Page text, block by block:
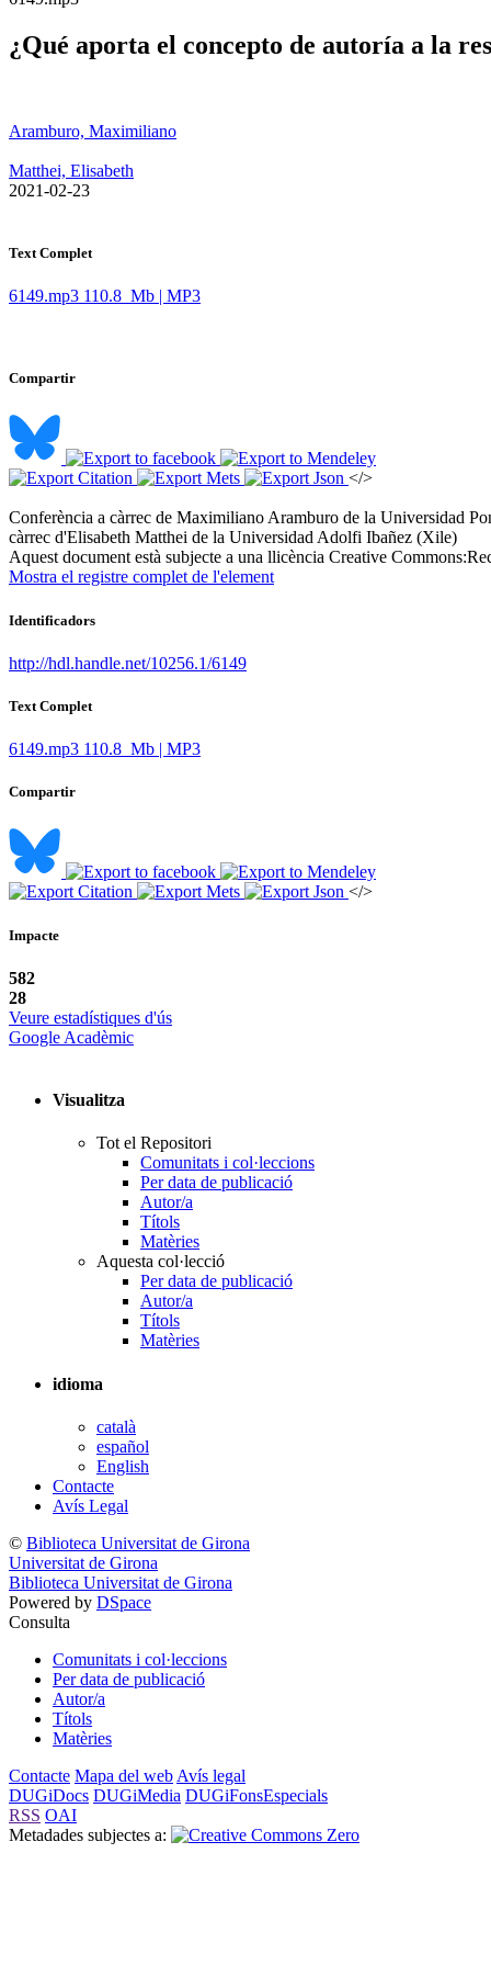
¿Qué aporta el concepto de autoría a la
Aramburo, Maximiliano
Matthei, Elisabeth
​ 2021-02-23
Text Complet
6149.mp3 110.8 Mb | MP3
Compartir
</>
Conferència a càrrec de Maximiliano Aramburo de la Universidad
càrrec d'Elisabeth Matthei de la Universidad Adolfi Ibañez (Xile) ​
Aquest document està subjecte a una llicència Creative Commons:
Mostra el registre complet de l'element
Identificadors
http://hdl.handle.net/10256.1/6149
Text Complet
6149.mp3 110.8 Mb | MP3
Compartir
</>
Impacte
582
28
Veure estadístiques d'ús
Google Acadèmic
Visualitza
Tot el Repositori
Comunitats i col·leccions
Per data de publicació
Autor/a
Títols
Matèries
Aquesta col·lecció
Per data de publicació
Autor/a
Títols
Matèries
idioma
català
español
English
Contacte
Avís Legal
© Biblioteca Universitat de Girona
Universitat de Girona
Biblioteca Universitat de Girona
Powered by DSpace
Consulta
Comunitats i col·leccions
Per data de publicació
Autor/a
Títols
Matèries
Contacte Mapa del web Avís legal
DUGiDocs DUGiMedia DUGiFonsEspecials
RSS OAI
Metadades subjectes a: